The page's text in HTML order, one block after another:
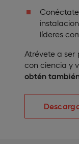
líderes
Atrévete a
con ciencia y
obtén